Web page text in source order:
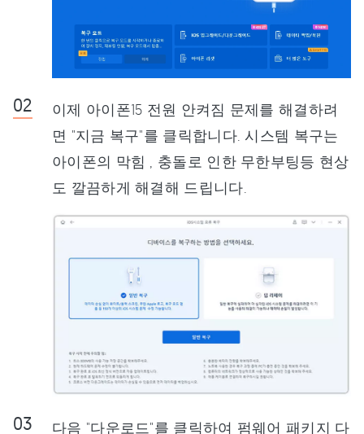
이제 아이폰15 전원 안켜짐 문제를 해결하려
면 "지금 복구"를 클릭합니다. 시스템 복구는
아이폰의 막힘 , 충돌로 인한 무한부팅등 현상
도 깔끔하게 해결해 드립니다.
다음 "다운로드"를 클릭하여 펌웨어 패키지 다